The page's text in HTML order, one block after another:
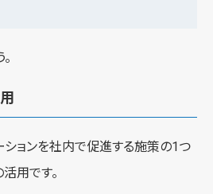
ョンを社内で促進する施策の1つ
用です。